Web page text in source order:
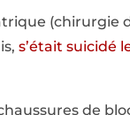
(chirurgie
s’était suicidé
de